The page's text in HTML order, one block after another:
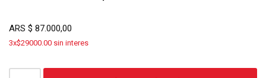
ARS $ 87.000,00
3x$29000.00 sin interes